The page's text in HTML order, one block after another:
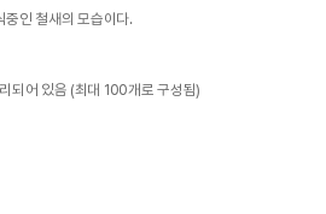
인 철새의 모습이다.
되어 있음 (최대 100개로 구성됨)